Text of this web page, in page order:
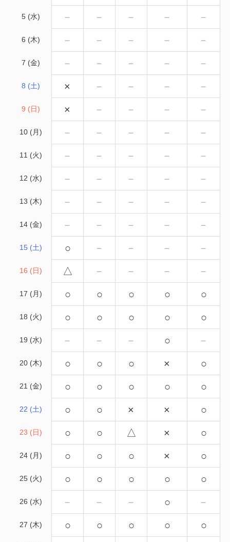
5 (水) － － － － －
6 (木) － － － － －
7 (金) － － － － －
8 (土) × － － － －
9 (日) × － － － －
10 (月) － － － － －
11 (火) － － － － －
12 (水) － － － － －
13 (木) － － － － －
14 (金) － － － － －
15 (土) ○ － － － －
16 (日) △ － － － －
17 (月) ○ ○ ○ ○ ○
18 (火) ○ ○ ○ ○ ○
19 (水) － － － ○ －
20 (木) ○ ○ ○ × ○
21 (金) ○ ○ ○ ○ ○
22 (土) ○ ○ × × ○
23 (日) ○ ○ △ × ○
24 (月) ○ ○ ○ × ○
25 (火) ○ ○ ○ ○ ○
26 (水) － － － ○ －
27 (木) ○ ○ ○ ○ ○